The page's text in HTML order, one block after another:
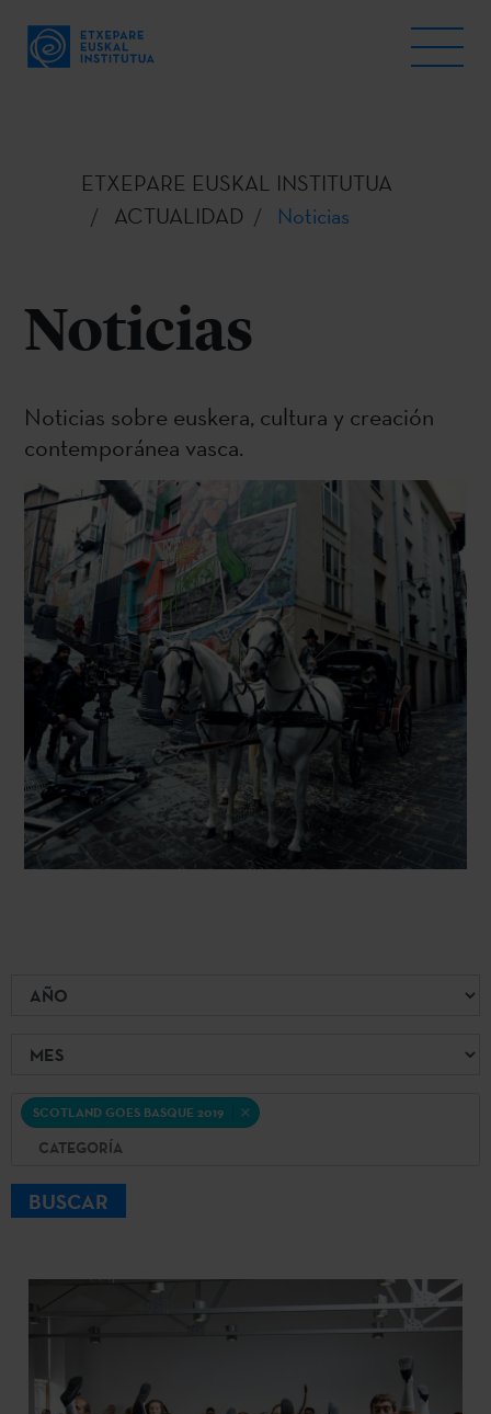
ETXEPARE EUSKAL INSTITUTUA
ACTUALIDAD
Noticias
Noticias
Noticias sobre euskera, cultura y creación
contemporánea vasca.
Año
Mes
Categoría
SCOTLAND GOES BASQUE 2019
BUSCAR